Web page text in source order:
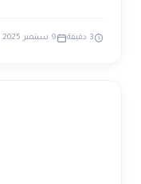
3 دقيقة 9 سبتمبر 2025